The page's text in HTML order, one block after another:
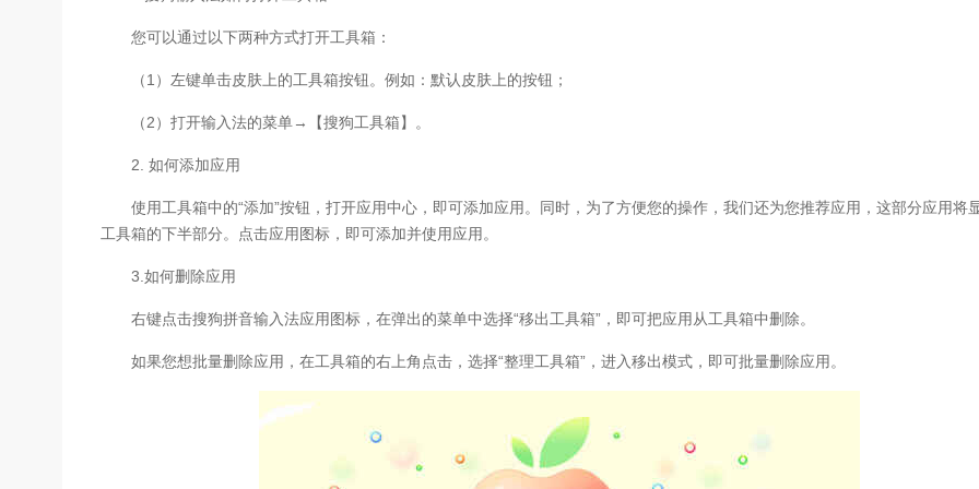
您可以通过以下两种方式打开工具箱：
（1）左键单击皮肤上的工具箱按钮。例如：默认皮肤上的按钮；
（2）打开输入法的菜单→【搜狗工具箱】。
2. 如何添加应用
使用工具箱中的“添加”按钮，打开应用中心，即可添加应用。同时，为了方便您的操作，我们还为您推荐应用，这部分应用将
工具箱的下半部分。点击应用图标，即可添加并使用应用。
3.如何删除应用
右键点击搜狗拼音输入法应用图标，在弹出的菜单中选择“移出工具箱”，即可把应用从工具箱中删除。
如果您想批量删除应用，在工具箱的右上角点击，选择“整理工具箱”，进入移出模式，即可批量删除应用。